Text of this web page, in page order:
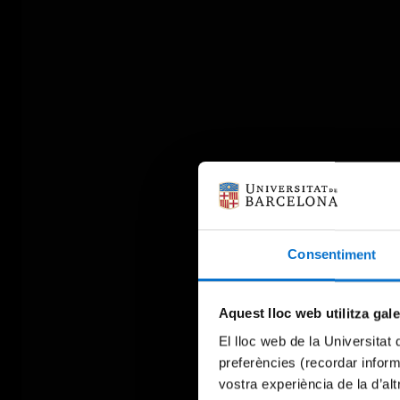
Consentiment
Aquest lloc web utilitza
El lloc web de la Universitat
preferències (recordar
vostra experiència de la